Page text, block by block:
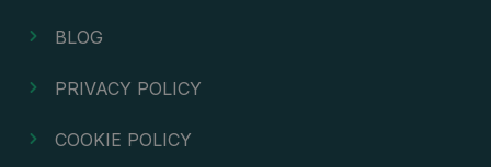
BLOG
PRIVACY POLICY
COOKIE POLICY